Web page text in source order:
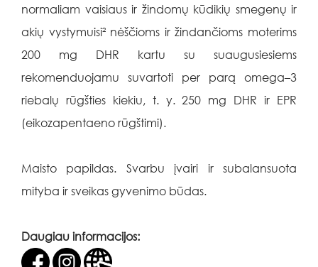
normaliam vaisiaus ir žindomų kūdikių smegenų ir
akių vystymuisi² nėščioms ir žindančioms moterims
200 mg DHR kartu su suaugusiesiems
rekomenduojamu suvartoti per parą omega–3
riebalų rūgšties kiekiu, t. y. 250 mg DHR ir EPR
(eikozapentaeno rūgštimi).
Maisto papildas. Svarbu įvairi ir subalansuota
mityba ir sveikas gyvenimo būdas.
Daugiau informacijos: